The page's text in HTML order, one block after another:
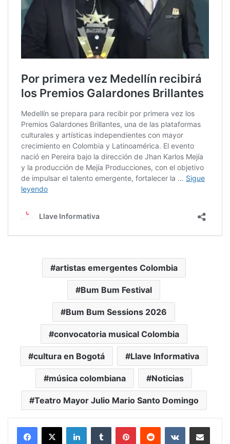
artistas emergentes Colombia
Bum Bum Festival
Bum Bum Sessions 2026
convocatoria musical Colombia
cultura en Bogotá Llave Informativa
música colombiana Noticias
Teatro Mayor Julio Mario Santo Domingo
LinkedInTumblr PinterestReddit VKontakteCompartir vía Mail